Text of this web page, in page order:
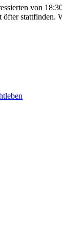
von
stattfinden.